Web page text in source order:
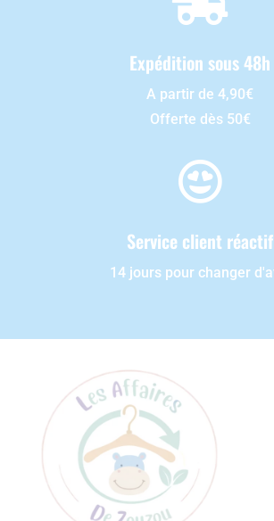
Expédition sous 48h
A partir de 4,90€
Offerte dès 50€

Service client réactif
14 jours pour changer